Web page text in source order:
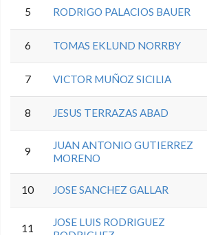
5 RODRIGO PALACIOS BAUER
6 TOMAS EKLUND NORRBY
7 VICTOR MUÑOZ SICILIA
8 JESUS TERRAZAS ABAD
9
JUAN ANTONIO GUTIERREZ
MORENO
10 JOSE SANCHEZ GALLAR
11
JOSE LUIS RODRIGUEZ